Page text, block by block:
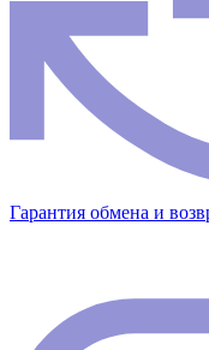
Гарантия обмена и